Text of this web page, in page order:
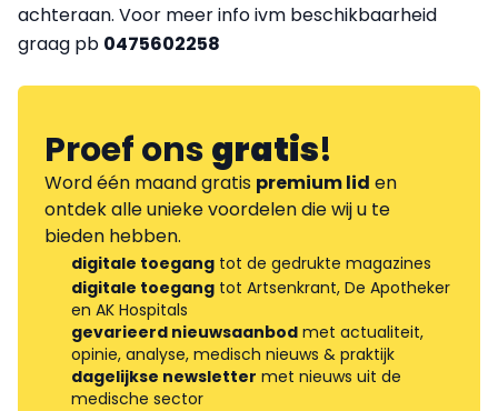
achteraan. Voor meer info ivm beschikbaarheid
graag pb 0475602258
Proef onsgratis!
Word één maand gratis premium lid en
ontdek alle unieke voordelen die wij u te
bieden hebben.
digitale toegang tot de gedrukte magazines
digitale toegang tot Artsenkrant, De Apotheker
en AK Hospitals
gevarieerd nieuwsaanbod met actualiteit,
opinie, analyse, medisch nieuws & praktijk
dagelijkse newsletter met nieuws uit de
medische sector